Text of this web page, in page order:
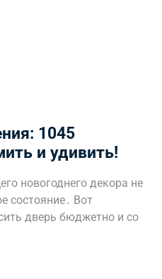
1045
и удивить!
новогоднего декора не
состояние․ Вот
дверь бюджетно и со